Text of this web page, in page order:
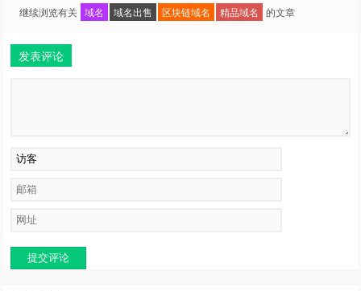
继续浏览有关 域名 域名出售 区块链域名 精品域名 的文章
发表评论
提交评论